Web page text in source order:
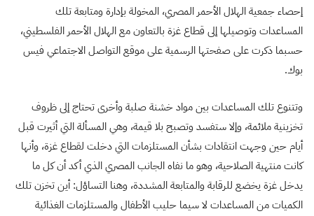
إحصاء جمعية الهلال الأحمر المصري، المخولة بإدارة ومتابعة تلك
المساعدات وتوصيلها إلى قطاع غزة بالتعاون مع الهلال الأحمر الفلسطيني،
حسبما ذكرت على صفحتها الرسمية على موقع التواصل الاجتماعي فيس
بوك.
وتتنوع تلك المساعدات بين مواد خشنة صلبة وأخرى تحتاج إلى ظروف
تخزينية ملائمة، وإلا ستفسد وتصبح بلا قيمة، وهي المسألة التي أثيرت قبل
أيام حين وجهت انتقادات بشأن المستلزمات التي دخلت لقطاع غزة، وأنها
كانت منتهية الصلاحية، وهو ما نفاه الجانب المصري الذي أكد أن كل ما
يدخل غزة يخضع للرقابة والمتابعة المشددة، وهنا التساؤل: أين تخزن تلك
الكميات من المساعدات لا سيما حليب الأطفال والمستلزمات الغذائية